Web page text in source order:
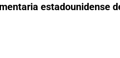
estadounidense